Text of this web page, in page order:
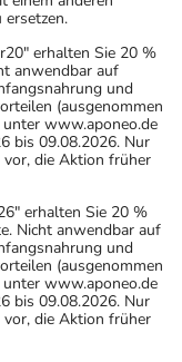
ersetzen.
erhalten Sie 20 %
anwendbar auf
und
(ausgenommen
www.aponeo.de
bis 09.08.2026. Nur
die Aktion früher
erhalten Sie 20 %
Nicht anwendbar auf
und
(ausgenommen
www.aponeo.de
bis 09.08.2026. Nur
die Aktion früher